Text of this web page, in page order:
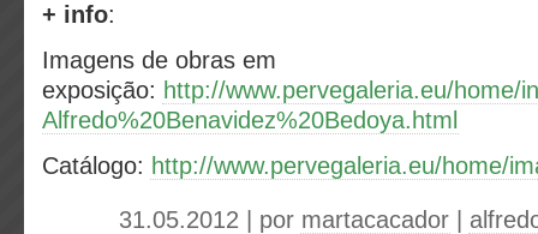
+ info:
Imagens de obras em
exposição: http://www.pervegaleria.eu/home/
Alfredo%20Benavidez%20Bedoya.html
Catálogo: http://www.pervegaleria.eu/home/
31.05.2012 | por martacacador